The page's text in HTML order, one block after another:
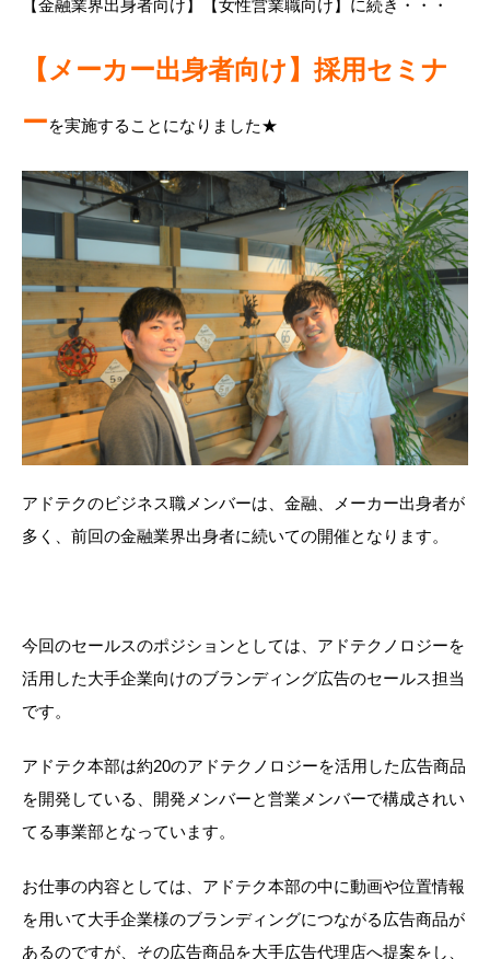
【金融業界出身者向け】【女性営業職向け】に続き・・・
【メーカー出身者向け】採用セミナ
ーを実施することになりました★
アドテクのビジネス職メンバーは、金融、メーカー出身者が
多く、前回の金融業界出身者に続いての開催となります。
今回のセールスのポジションとしては、アドテクノロジーを
活用した大手企業向けのブランディング広告のセールス担当
です。
アドテク本部は約20のアドテクノロジーを活用した広告商品
を開発している、開発メンバーと営業メンバーで構成されい
てる事業部となっています。
お仕事の内容としては、アドテク本部の中に動画や位置情報
を用いて大手企業様のブランディングにつながる広告商品が
あるのですが、その広告商品を大手広告代理店へ提案をし、